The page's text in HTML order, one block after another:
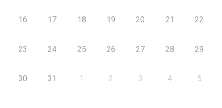
16 17 18 19 20 21 22
23 24 25 26 27 28 29
30 31 1 2 3 4 5